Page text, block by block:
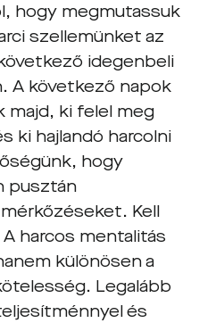
hogy megmutassuk
szellemünket az
idegenbeli
A következő napok
majd, ki felel meg
ki hajlandó harcolni
hogy
pusztán
Kell
harcos mentalitás
különösen a
Legalább
és